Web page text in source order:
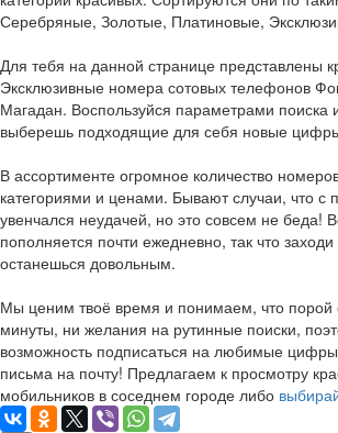
Серебряные, Золотые, Платиновые,
Для тебя на данной странице представлены
Эксклюзивные номера сотовых телефонов
Магадан. Воспользуйся параметрами поиска
выберешь подходящие для себя новые
В ассортименте огромное количество
категориями и ценами. Бывают случаи, что с
увенчался неудачей, но это совсем не беда!
пополняется почти ежедневно, так что
останешься довольным.
Мы ценим твоё время и понимаем, что порой
минуты, ни желания на рутинные поиски,
возможность подписаться на любимые цифры
письма на почту! Предлагаем к просмотру
мобильников в соседнем городе либо